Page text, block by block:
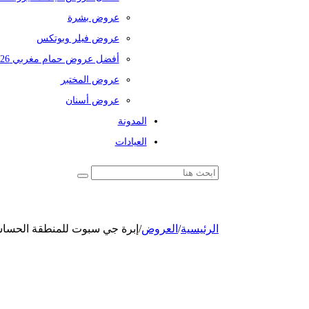
عروض بشرة
عروض فيلر وبوتكس
أفضل عروض حمام مغربي 2026
عروض المختبر
عروض أسنان
المدونة
العيادات
الرئيسية/ العروض/ إبرة جي سبوت للمنطقة